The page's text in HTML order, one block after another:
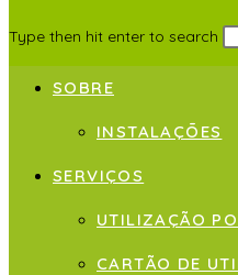
Type then hit enter to search
SOBRE
INSTALAÇÕES
SERVIÇOS
UTILIZAÇÃO
CARTÃO DE